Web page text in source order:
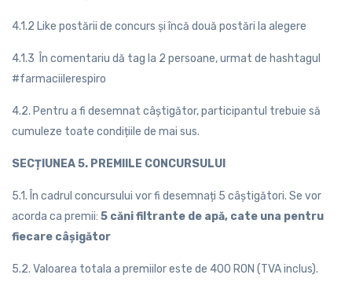
4.1.2 Like postării de concurs și încă două postări la alegere
4.1.3 În comentariu dă tag la 2 persoane, urmat de hashtagul
#farmaciilerespiro
4.2. Pentru a fi desemnat câștigător, participantul trebuie să
cumuleze toate condițiile de mai sus.
SECȚIUNEA 5. PREMIILE CONCURSULUI
5.1. În cadrul concursului vor fi desemnați 5 câștigători. Se vor
acorda ca premii: 5 căni filtrante de apă, cate una pentru
fiecare câșigător
5.2. Valoarea totala a premiilor este de 400 RON (TVA inclus).